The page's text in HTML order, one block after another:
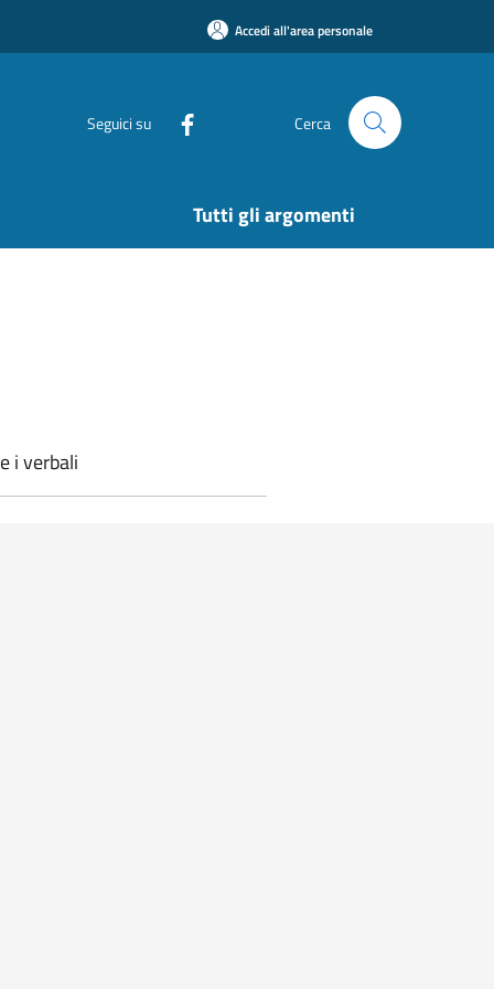
Accedi all'area personale
Seguici su Cerca
Tutti gli argomenti
i verbali